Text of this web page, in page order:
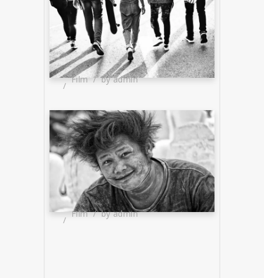
Film by admin
Film by admin